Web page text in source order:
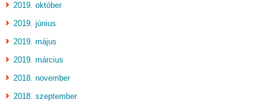
2019. október
2019. június
2019. május
2019. március
2018. november
2018. szeptember